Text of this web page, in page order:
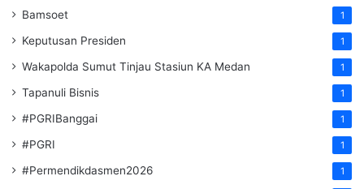
Bamsoet 1
Keputusan Presiden 1
Wakapolda Sumut Tinjau Stasiun KA Medan 1
Tapanuli Bisnis 1
#PGRIBanggai 1
#PGRI 1
#Permendikdasmen2026 1